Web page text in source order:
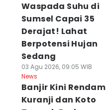
Waspada Suhu di
Sumsel Capai 35
Derajat! Lahat
Berpotensi Hujan
Sedang
03 Agu 2026, 09:05 WIB
News
Banjir Kini Rendam
Kuranji dan Koto